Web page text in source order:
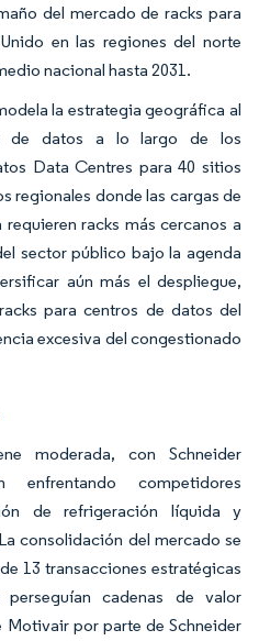
del mercado de racks para
en las regiones del norte
nacional hasta 2031.
la estrategia geográfica al
de datos a lo largo de los
Data Centres para 40 sitios
regionales donde las cargas de
racks más cercanos a
sector público bajo la agenda
aún más el despliegue,
para centros de datos del
excesiva del congestionado
moderada, con Schneider
competidores
de refrigeración líquida y
consolidación del mercado se
13 transacciones estratégicas
cadenas de valor
por parte de Schneider